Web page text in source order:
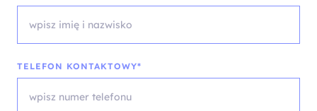
TELEFON KONTAKTOWY*